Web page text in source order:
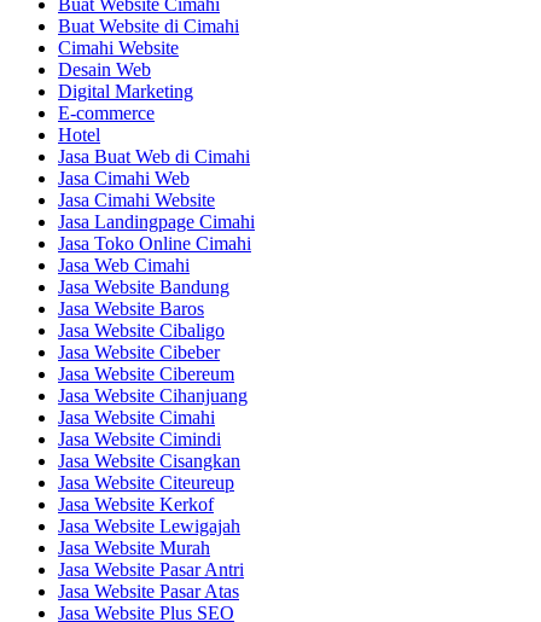
Buat Website di Cimahi
Cimahi Website
Desain Web
Digital Marketing
E-commerce
Hotel
Jasa Buat Web di Cimahi
Jasa Cimahi Web
Jasa Cimahi Website
Jasa Landingpage Cimahi
Jasa Toko Online Cimahi
Jasa Web Cimahi
Jasa Website Bandung
Jasa Website Baros
Jasa Website Cibaligo
Jasa Website Cibeber
Jasa Website Cibereum
Jasa Website Cihanjuang
Jasa Website Cimahi
Jasa Website Cimindi
Jasa Website Cisangkan
Jasa Website Citeureup
Jasa Website Kerkof
Jasa Website Lewigajah
Jasa Website Murah
Jasa Website Pasar Antri
Jasa Website Pasar Atas
Jasa Website Plus SEO